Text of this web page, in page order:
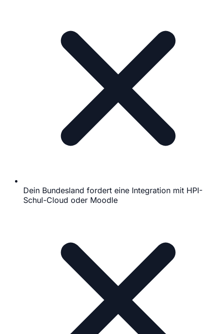
Dein Bundesland fordert eine Integration mit HPI-
Schul-Cloud oder Moodle